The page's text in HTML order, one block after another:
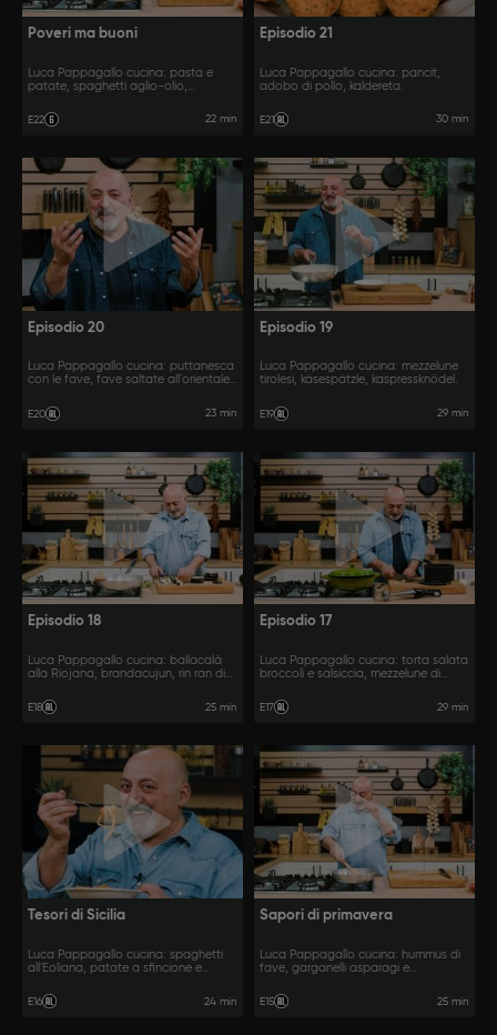
Poveri ma buoni
Luca Pappagallo cucina: pasta e
patate, spaghetti aglio-olio,
E22 22 min
Episodio 21
Luca Pappagallo cucina: pancit,
adobo di pollo, kaldereta.
E21 30 min
Episodio 20
Luca Pappagallo cucina: puttanesca
con le fave, fave saltate all'orientale,
E20 23 min
Episodio 19
Luca Pappagallo cucina: mezzelune
tirolesi, käsespätzle, kaspressknödel.
E19 29 min
Episodio 18
Luca Pappagallo cucina: ballacalà
alla Riojana, brandacujun, rin ran di
E18 25 min
Episodio 17
Luca Pappagallo cucina: torta salata
broccoli e salsiccia, mezzelune di
E17 29 min
Tesori di Sicilia
Luca Pappagallo cucina: spaghetti
all'Eoliana, patate a sfincione e
E16 24 min
Sapori di primavera
Luca Pappagallo cucina: hummus di
fave, garganelli asparagi e
E15 25 min